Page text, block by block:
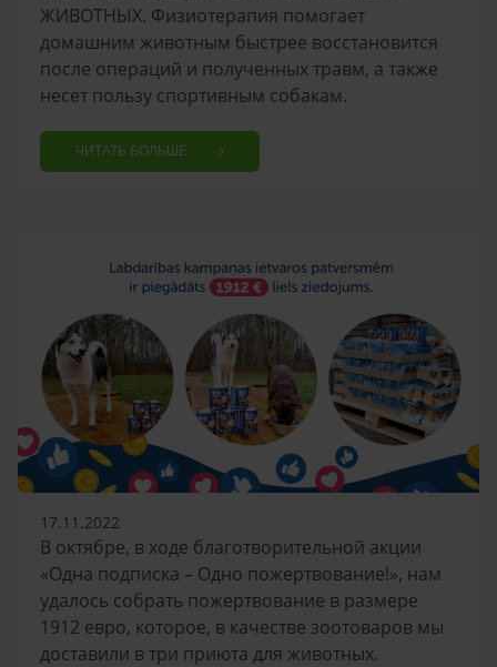
ЖИВОТНЫХ. Физиотерапия помогает
домашним животным быстрее восстановится
после операций и полученных травм, а также
несет пользу спортивным собакам.
ЧИТАТЬ БОЛЬШЕ
17.11.2022
В октябре, в ходе благотворительной акции
«Одна подписка – Одно пожертвование!», нам
удалось собрать пожертвование в размере
1912 евро, которое, в качестве зоотоваров мы
доставили в три приюта для животных.